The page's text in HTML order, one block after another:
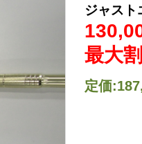
ジャスト
最大
定価